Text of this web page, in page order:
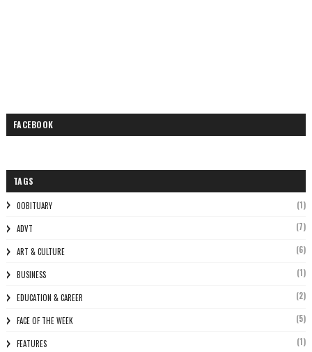
FACEBOOK
TAGS
0OBITUARY (1)
ADVT (7)
ART & CULTURE (6)
BUSINESS (1)
EDUCATION & CAREER (2)
FACE OF THE WEEK (5)
FEATURES (1)